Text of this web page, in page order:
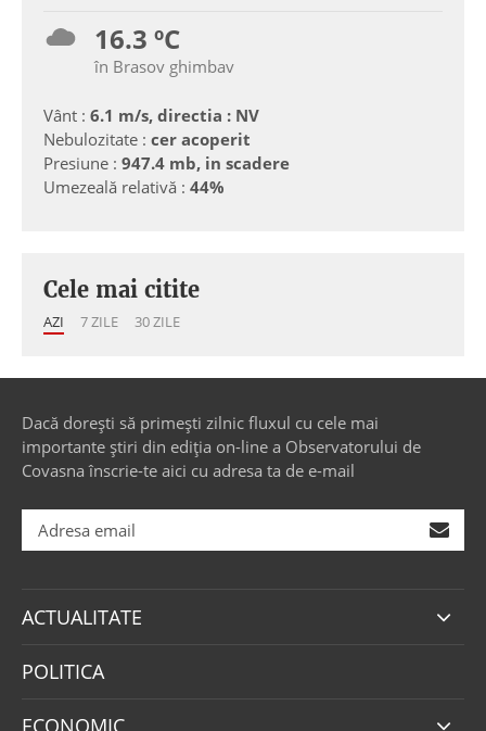
16.3 ºC
în Brasov ghimbav
Vânt : 6.1 m/s, directia : NV
Nebulozitate : cer acoperit
Presiune : 947.4 mb, in scadere
Umezeală relativă : 44%
Cele mai citite
AZI 7 ZILE 30 ZILE
Dacă dorești să primești zilnic fluxul cu cele mai
importante știri din ediția on-line a Observatorului de
Covasna înscrie-te aici cu adresa ta de e-mail
ACTUALITATE
POLITICA
ECONOMIC